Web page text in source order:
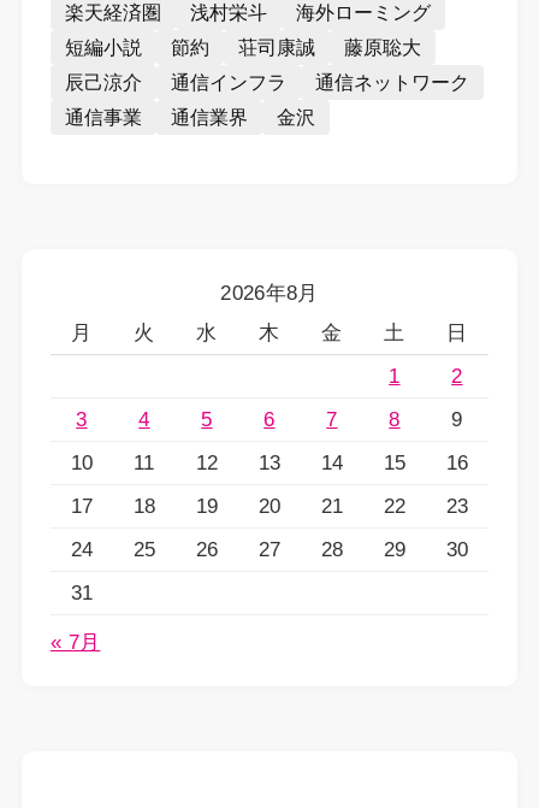
楽天経済圏
浅村栄斗
海外ローミング
短編小説
節約 荘司康誠
藤原聡大
辰己涼介
通信インフラ
通信ネットワーク
通信事業
通信業界 金沢
2026年8月
月
火 水 木 金 土
日
1
2
3
4 5 6 7 8
9
10
11 12 13 14 15
16
17
18 19 20 21 22
23
24
25 26 27 28 29
30
31
« 7月